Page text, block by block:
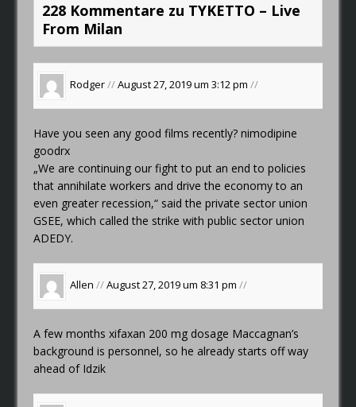
228 Kommentare zu TYKETTO – Live
From Milan
Rodger//August 27, 2019 um 3:12 pm//
Have you seen any good films recently?nimodipine
goodrx
„We are continuing our fight to put an end to policies
that annihilate workers and drive the economy to an
even greater recession,“ said the private sector union
GSEE, which called the strike with public sector union
ADEDY.
Allen //August 27, 2019 um 8:31 pm//
A few monthsxifaxan 200 mg dosage Maccagnan’s
background is personnel, so he already starts off way
ahead of Idzik